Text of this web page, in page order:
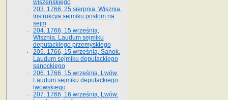
wiszeńskiego
203. 1766, 25 sierpnia, Wisznia.
Instrukcya sejmiku posłom na
sejm
204. 1766, 15 września,
Wisznia. Laudum sejmiku
deputackiego przemyskiego
205. 1766, 15 września, Sanok.
Laudum sejmiku deputackiego
sanockiego
206. 1766, 15 września, Lwów.
Laudum sejmiku deputackiego
lwowskiego
207. 1766, 16 września, Lwów.